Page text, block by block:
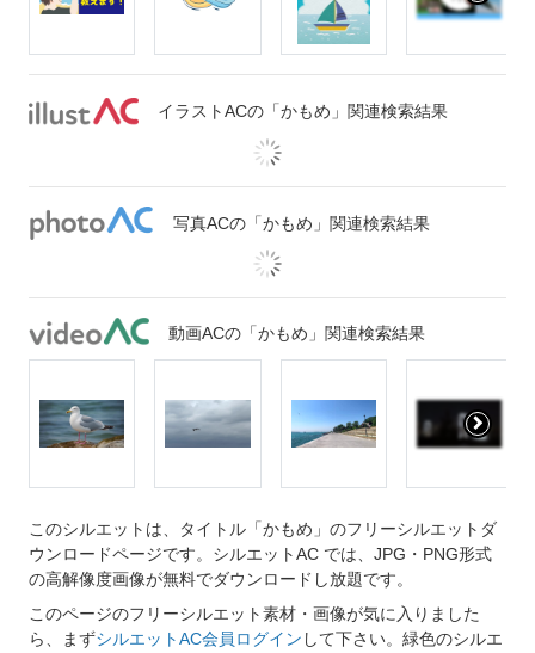
イラストACの「かもめ」関連検索結果
写真ACの「かもめ」関連検索結果
動画ACの「かもめ」関連検索結果
このシルエットは、タイトル「かもめ」のフリーシルエットダ
ウンロードページです。シルエットAC では、JPG・PNG形式
の高解像度画像が無料でダウンロードし放題です。
このページのフリーシルエット素材・画像が気に入りました
ら、まずシルエットAC会員ログイン して下さい。緑色のシルエ